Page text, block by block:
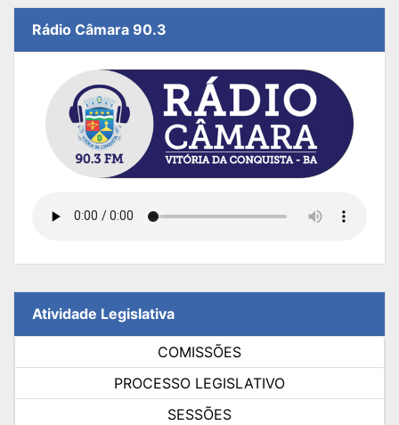
Rádio Câmara 90.3
Atividade Legislativa
COMISSÕES
PROCESSO LEGISLATIVO
SESSÕES